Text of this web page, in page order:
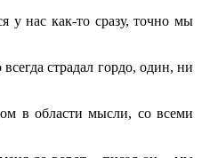
у нас как-то сразу, точно мы
страдал гордо, один, ни
в области мысли, со всеми